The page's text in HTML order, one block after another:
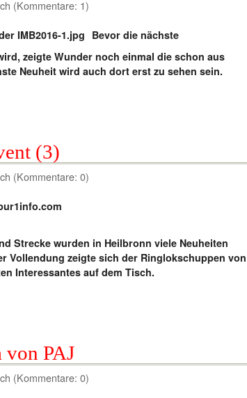
(Kommentare: 1)
Bevor die nächste
zeigte Wunder noch einmal die schon aus
Neuheit wird auch dort erst zu sehen sein.
(3)
(Kommentare: 0)
Strecke wurden in Heilbronn viele Neuheiten
Vollendung zeigte sich der Ringlokschuppen von
Interessantes auf dem Tisch.
von PAJ
(Kommentare: 0)